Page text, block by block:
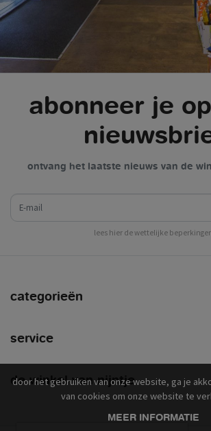
abonneer je
ontvang het laatste nieuws van de
lees hier de wettelijke
categorieën
service
de winkel van nijntje
door het gebruiken van onze website, ga je
van cookies om onze website te
MEER INFORMATIE